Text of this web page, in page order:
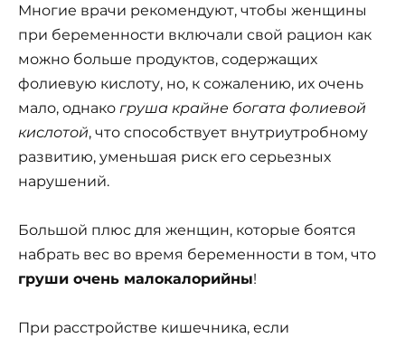
Многие врачи рекомендуют, чтобы женщины
при беременности включали свой рацион как
можно больше продуктов, содержащих
фолиевую кислоту, но, к сожалению, их очень
мало, однако груша крайне богата фолиевой
кислотой, что способствует внутриутробному
развитию, уменьшая риск его серьезных
нарушений.
Большой плюс для женщин, которые боятся
набрать вес во время беременности в том, что
груши очень малокалорийны!
При расстройстве кишечника, если